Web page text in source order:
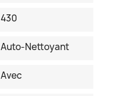
430
Auto-Nettoyant
Avec